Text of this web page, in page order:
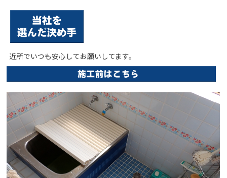
近所でいつも安心してお願いしてます。